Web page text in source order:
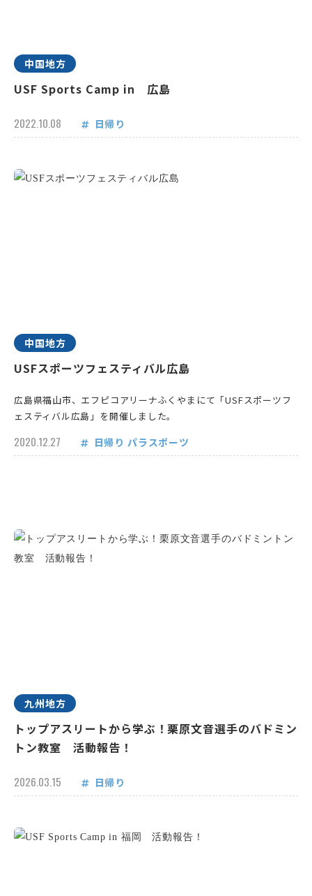
中国地方
USF Sports Camp in 広島
2022.10.08 日帰り
中国地方
USFスポーツフェスティバル広島
広島県福山市、エフピコアリーナふくやまにて「USFスポーツフ
ェスティバル広島」を開催しました。
2020.12.27 日帰り パラスポーツ
九州地方
トップアスリートから学ぶ！栗原文音選手のバドミン
トン教室 活動報告！
2026.03.15 日帰り